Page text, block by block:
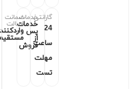
گارانتی
24
ساعت
مهلت
تست
خدمات
خدمات
پس
از
فروش
ضمانت
اصالت